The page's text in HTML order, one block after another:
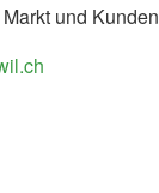
und Kunden